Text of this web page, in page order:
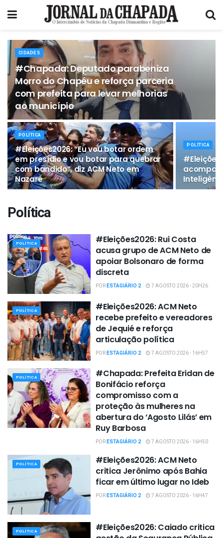
CIDADES
#Chapada: Deputado parabeniza
Morro do Chapéu e reforça parceria
com prefeita para levar melhorias
ao município
POLÍTICA
#Eleições2026: “Eu vou botar ordem
em presídio e vou botar para quebrar
com bandido”, diz ACM Neto em
Nazaré
POLÍTICA
Política
POLÍTICA
#Eleições2026: Rui Costa
acusa grupo de ACM Neto de
apoiar Bolsonaro de forma
discreta
PORESTAGIÁRIO 2 7 AGOSTO 2026 - 20H26
POLÍTICA
#Eleições2026: ACM Neto
recebe prefeito e vereadores
de Jequié e reforça
articulação política
PORESTAGIÁRIO 2 7 AGOSTO 2026 - 16H57
POLÍTICA
#Chapada: Prefeita Eridan de
Bonifácio reforça
compromisso com a
proteção às mulheres na
abertura do ‘Agosto Lilás’ em
Ruy Barbosa
PORESTAGIÁRIO 2 7 AGOSTO 2026 - 16H50
POLÍTICA
#Eleições2026: ACM Neto
critica Jerônimo após Bahia
ficar em último lugar no Ideb
PORESTAGIÁRIO 2 7 AGOSTO 2026 - 16H47
POLÍTICA
#Eleições2026: Caiado critica